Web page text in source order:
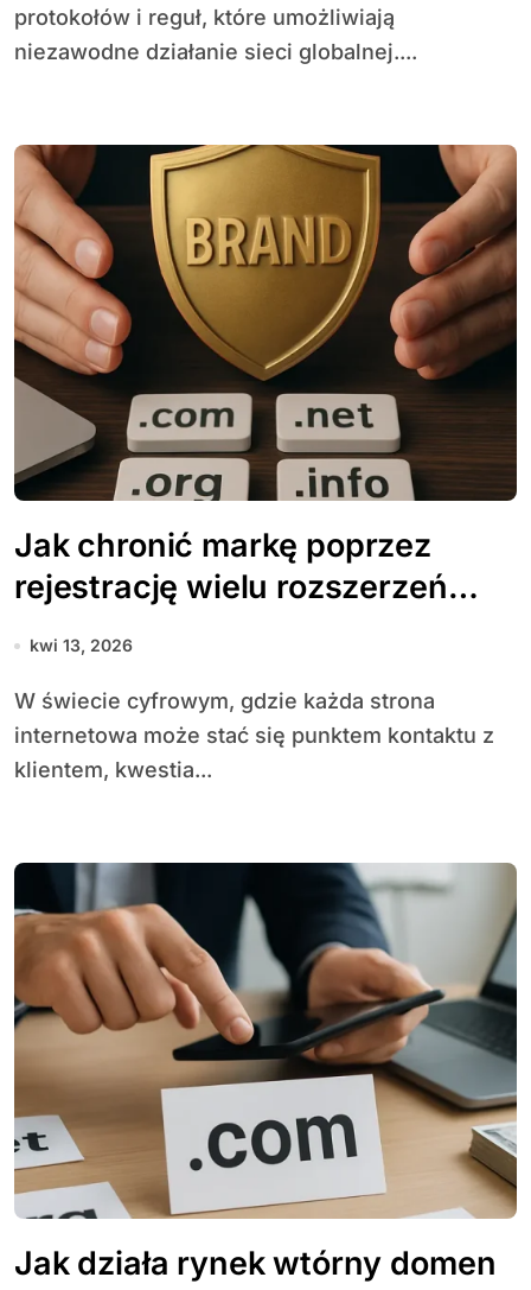
protokołów i reguł, które umożliwiają
niezawodne działanie sieci globalnej....
Jak chronić markę poprzez
rejestrację wielu rozszerzeń
domen
kwi 13, 2026
W świecie cyfrowym, gdzie każda strona
internetowa może stać się punktem kontaktu z
klientem, kwestia...
Jak działa rynek wtórny domen